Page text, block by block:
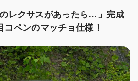
のレクサスがあったら…」完成
ペンのマッチョ仕様！